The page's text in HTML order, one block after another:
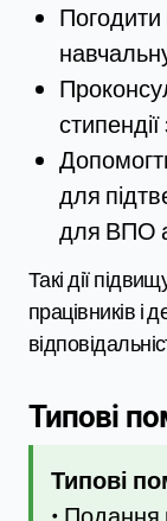
Погодити
для
для ВПО
Такі дії
працівників і
Типові
Типові